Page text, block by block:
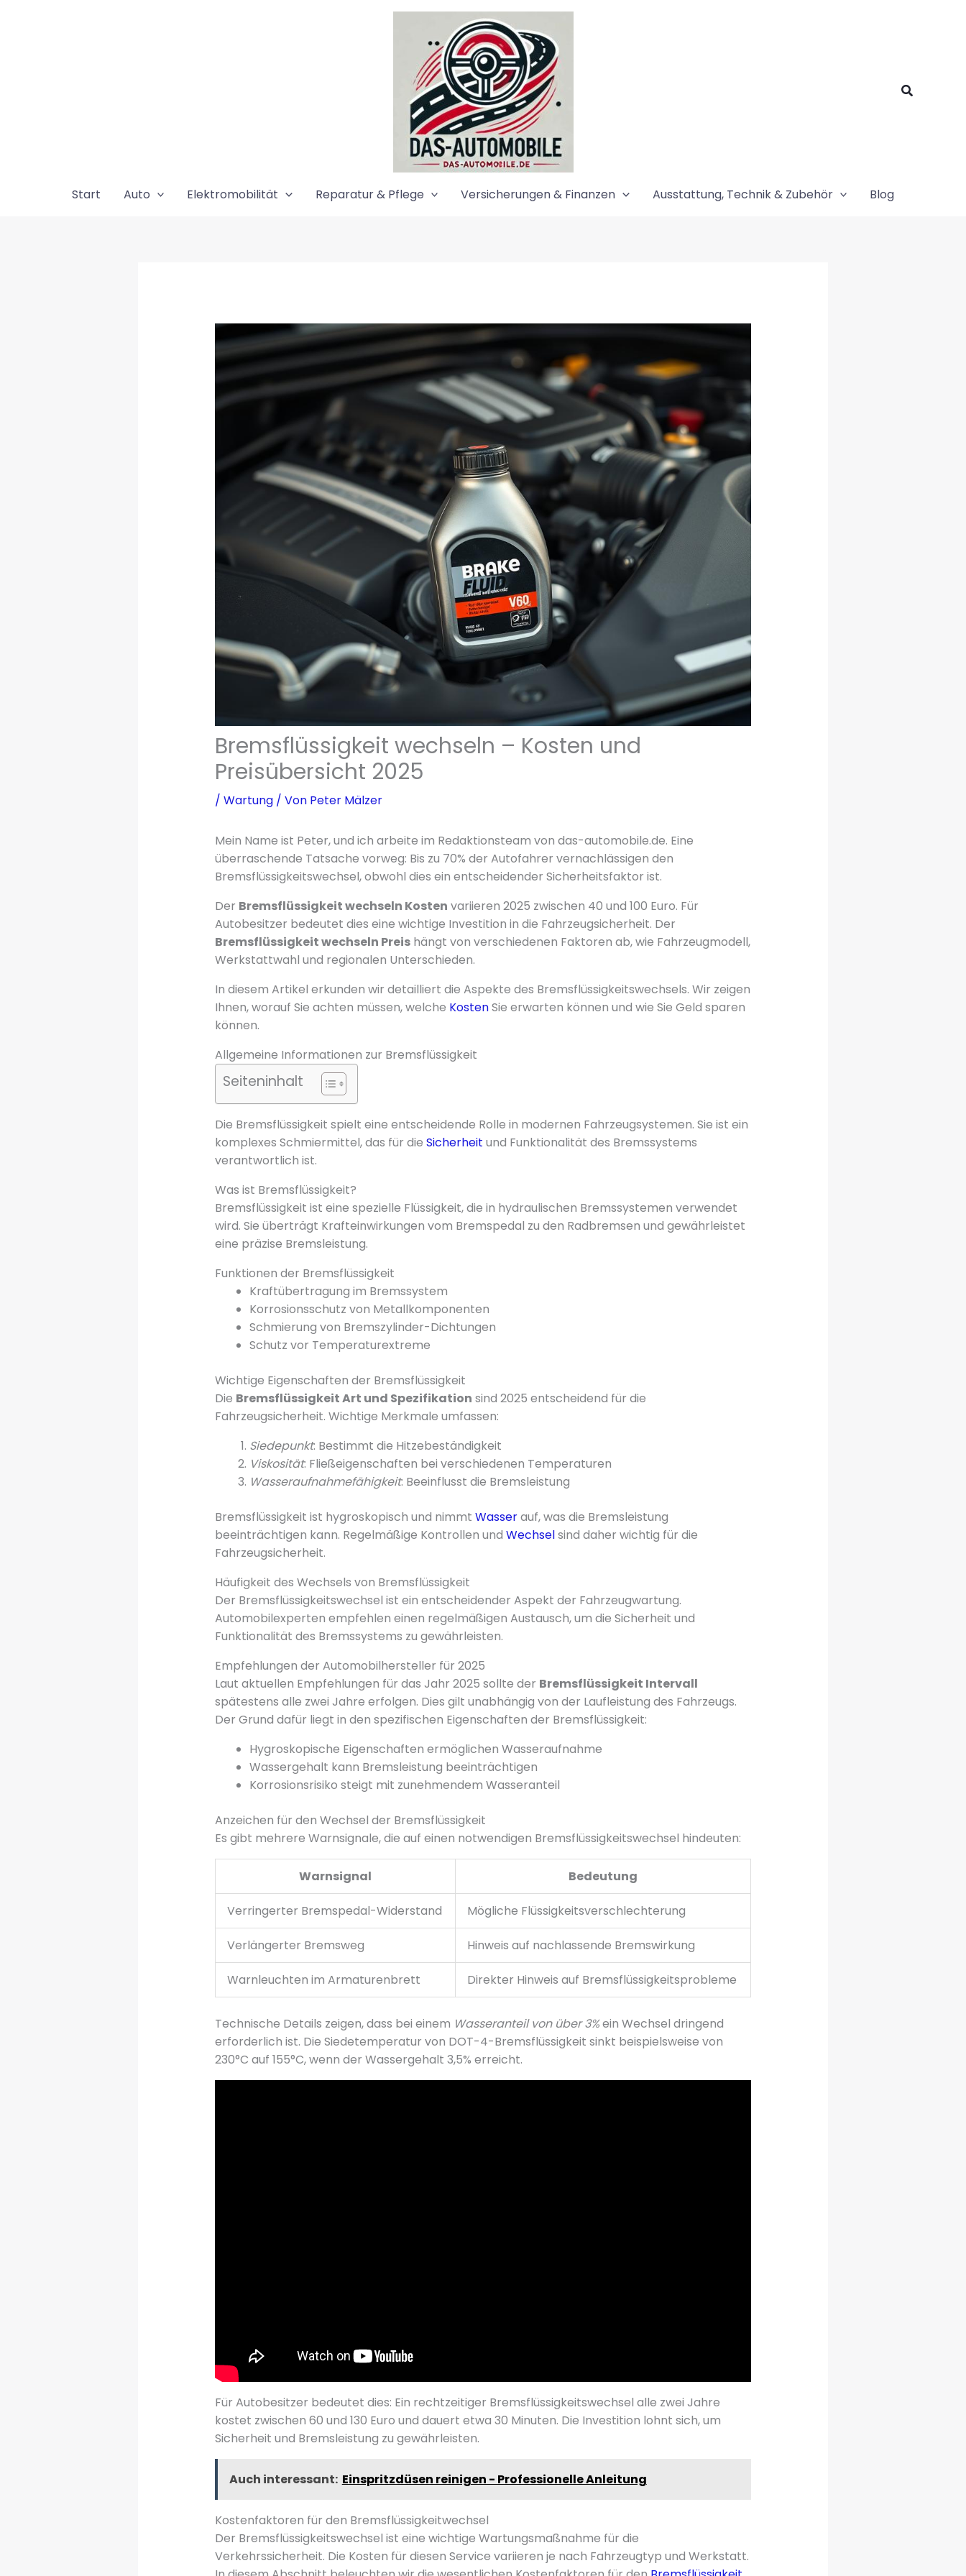
Suchen
Start Auto Elektromobilität Reparatur & Pflege Versicherungen & Finanzen Ausstattung, Technik & Zubehör Blog
Bremsflüssigkeit wechseln – Kosten und
Preisübersicht 2025
/ Wartung/ Von Peter Mälzer
Mein Name ist Peter, und ich arbeite im Redaktionsteam von das-automobile.de. Eine
überraschende Tatsache vorweg: Bis zu 70% der Autofahrer vernachlässigen den
Bremsflüssigkeitswechsel, obwohl dies ein entscheidender Sicherheitsfaktor ist.
Der Bremsflüssigkeit wechseln Kosten variieren 2025 zwischen 40 und 100 Euro. Für
Autobesitzer bedeutet dies eine wichtige Investition in die Fahrzeugsicherheit. Der
Bremsflüssigkeit wechseln Preishängt von verschiedenen Faktoren ab, wie Fahrzeugmodell,
Werkstattwahl und regionalen Unterschieden.
In diesem Artikel erkunden wir detailliert die Aspekte des Bremsflüssigkeitswechsels. Wir zeigen
Ihnen, worauf Sie achten müssen, welche KostenSie erwarten können und wie Sie Geld sparen
können.
Allgemeine Informationen zur Bremsflüssigkeit
Seiteninhalt
Die Bremsflüssigkeit spielt eine entscheidende Rolle in modernen Fahrzeugsystemen. Sie ist ein
komplexes Schmiermittel, das für die Sicherheit und Funktionalität des Bremssystems
verantwortlich ist.
Was ist Bremsflüssigkeit?
Bremsflüssigkeit ist eine spezielle Flüssigkeit, die in hydraulischen Bremssystemen verwendet
wird. Sie überträgt Krafteinwirkungen vom Bremspedal zu den Radbremsen und gewährleistet
eine präzise Bremsleistung.
Funktionen der Bremsflüssigkeit
Kraftübertragung im Bremssystem
Korrosionsschutz von Metallkomponenten
Schmierung von Bremszylinder-Dichtungen
Schutz vor Temperaturextreme
Wichtige Eigenschaften der Bremsflüssigkeit
Die Bremsflüssigkeit Art und Spezifikation sind 2025 entscheidend für die
Fahrzeugsicherheit. Wichtige Merkmale umfassen:
Siedepunkt: Bestimmt die Hitzebeständigkeit
Viskosität: Fließeigenschaften bei verschiedenen Temperaturen
Wasseraufnahmefähigkeit: Beeinflusst die Bremsleistung
Bremsflüssigkeit ist hygroskopisch und nimmt Wasserauf, was die Bremsleistung
beeinträchtigen kann. Regelmäßige Kontrollen und Wechselsind daher wichtig für die
Fahrzeugsicherheit.
Häufigkeit des Wechsels von Bremsflüssigkeit
Der Bremsflüssigkeitswechsel ist ein entscheidender Aspekt der Fahrzeugwartung.
Automobilexperten empfehlen einen regelmäßigen Austausch, um die Sicherheit und
Funktionalität des Bremssystems zu gewährleisten.
Empfehlungen der Automobilhersteller für 2025
Laut aktuellen Empfehlungen für das Jahr 2025 sollte der Bremsflüssigkeit Intervall
spätestens alle zwei Jahre erfolgen. Dies gilt unabhängig von der Laufleistung des Fahrzeugs.
Der Grund dafür liegt in den spezifischen Eigenschaften der Bremsflüssigkeit:
Hygroskopische Eigenschaften ermöglichen Wasseraufnahme
Wassergehalt kann Bremsleistung beeinträchtigen
Korrosionsrisiko steigt mit zunehmendem Wasseranteil
Anzeichen für den Wechsel der Bremsflüssigkeit
Es gibt mehrere Warnsignale, die auf einen notwendigen Bremsflüssigkeitswechsel hindeuten:
Warnsignal Bedeutung
Verringerter Bremspedal-Widerstand Mögliche Flüssigkeitsverschlechterung
Verlängerter Bremsweg Hinweis auf nachlassende Bremswirkung
Warnleuchten im Armaturenbrett Direkter Hinweis auf Bremsflüssigkeitsprobleme
Technische Details zeigen, dass bei einem Wasseranteil von über 3%ein Wechsel dringend
erforderlich ist. Die Siedetemperatur von DOT-4-Bremsflüssigkeit sinkt beispielsweise von
230°C auf 155°C, wenn der Wassergehalt 3,5% erreicht.
Für Autobesitzer bedeutet dies: Ein rechtzeitiger Bremsflüssigkeitswechsel alle zwei Jahre
kostet zwischen 60 und 130 Euro und dauert etwa 30 Minuten. Die Investition lohnt sich, um
Sicherheit und Bremsleistung zu gewährleisten.
Auch interessant: Einspritzdüsen reinigen - Professionelle Anleitung
Kostenfaktoren für den Bremsflüssigkeitwechsel
Der Bremsflüssigkeitswechsel ist eine wichtige Wartungsmaßnahme für die
Verkehrssicherheit. Die Kosten für diesen Service variieren je nach Fahrzeugtyp und Werkstatt.